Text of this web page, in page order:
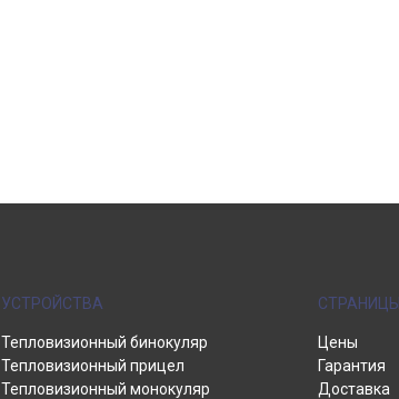
УСТРОЙСТВА
Тепловизионный бинокуляр
Тепловизионный прицел
Тепловизионный монокуляр
СТРАНИЦЫ
Цены
Гарантия
Доставка